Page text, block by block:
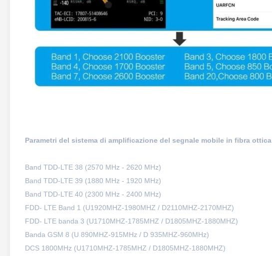
Parametri del sistema di amplificazione del segnale mobile in fibra ottica
Band TDD-LTE 38 (2570 MHz - 2620 MHz)
Band TDD-LTE 39 (1880 MHz - 1920 MHz)
Band TDD-LTE 40 (2300 MHz - 2400 MHz)
FDD- LTE Band 1 (U1920MHZ-1980MHZ / D2110MHZ-2170MHZ)
FDD- LTE banda 3 (U1710MHZ-1785MHZ / D1805MHZ-1880MHZ)
Banda GSM 8 (U 890MHZ-915MHz / D 935MHZ-960MHz)
DCS 1800MHz (U1710MHZ-1785MHZ / D1805MHZ-1880MHZ)